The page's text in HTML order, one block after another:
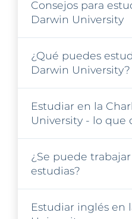
Consejos para
Darwin University
¿Qué puedes
Darwin University?
Estudiar en la
University - lo que
¿Se puede
estudias?
Estudiar inglés en